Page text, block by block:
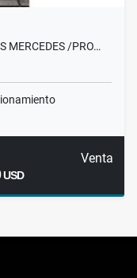
MERCEDES /PRO…
Venta
USD